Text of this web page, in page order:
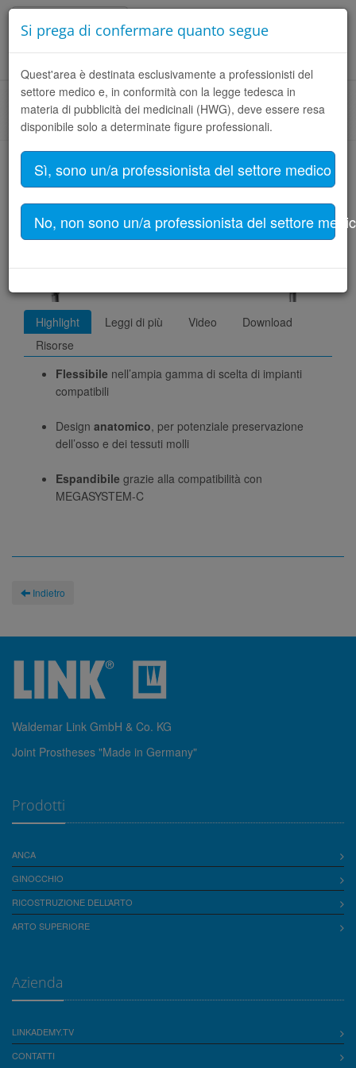
Homepage PER MEDICI Prodotti Filtro prodotti
LINK Endo-Model SL
Highlight Leggi di più Video
Download
Risorse
Flessibile nell’ampia gamma di scelta di impianti
compatibili
Design anatomico, per potenziale preservazione
dell’osso e dei tessuti molli
Espandibile grazie alla compatibilità con
MEGASYSTEM-C
Indietro
Waldemar Link GmbH & Co. KG
Joint Prostheses "Made in Germany"
Prodotti
ANCA
GINOCCHIO
RICOSTRUZIONE DELL’ARTO
ARTO SUPERIORE
Azienda
LINKADEMY.TV
CONTATTI
Si prega di confermare quanto segue
Quest'area è destinata esclusivamente a professionisti del
settore medico e, in conformità con la legge tedesca in
materia di pubblicità dei medicinali (HWG), deve essere resa
disponibile solo a determinate figure professionali.
Sì, sono un/a professionista del settore medico
No, non sono un/a professionista del settore